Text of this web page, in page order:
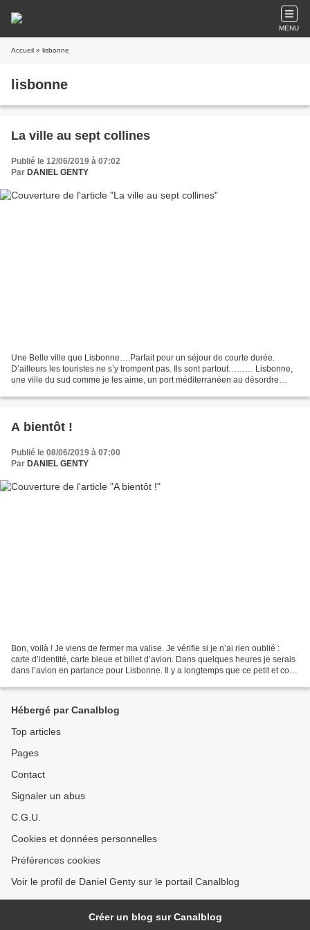
MENU
Accueil » lisbonne
lisbonne
La ville au sept collines
Publié le 12/06/2019 à 07:02
Par DANIEL GENTY
Une Belle ville que Lisbonne….Parfait pour un séjour de courte durée.
D’ailleurs les touristes ne s’y trompent pas. Ils sont partout……… Lisbonne,
une ville du sud comme je les aime, un port méditerranéen au désordre
A bientôt !
Publié le 08/06/2019 à 07:00
Par DANIEL GENTY
Bon, voilà ! Je viens de fermer ma valise. Je vérifie si je n’ai rien oublié :
carte d’identité, carte bleue et billet d’avion. Dans quelques heures je serais
dans l’avion en partance pour Lisbonne. Il y a longtemps que ce petit et court
Hébergé par Canalblog
Top articles
Pages
Contact
Signaler un abus
C.G.U.
Cookies et données personnelles
Préférences cookies
Voir le profil de Daniel Genty sur le portail Canalblog
Créer un blog sur Canalblog